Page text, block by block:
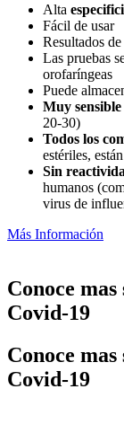
Alta
Fácil de usar
Resultados
Las pruebas
orofaríngeas
Puede
Muy sensible
20-30)
Todos los
estériles, están
Sin
humanos
virus de
Más Información
Conoce
Covid-19
Conoce
Covid-19